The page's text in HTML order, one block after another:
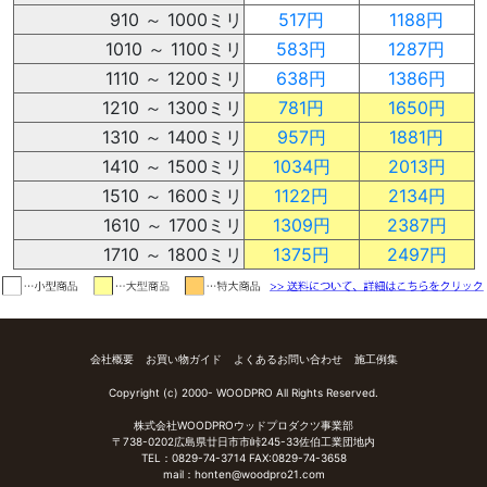
910 ～ 1000ミリ
517円
1188円
1010 ～ 1100ミリ
583円
1287円
1110 ～ 1200ミリ
638円
1386円
1210 ～ 1300ミリ
781円
1650円
1310 ～ 1400ミリ
957円
1881円
1410 ～ 1500ミリ
1034円
2013円
1510 ～ 1600ミリ
1122円
2134円
1610 ～ 1700ミリ
1309円
2387円
1710 ～ 1800ミリ
1375円 2497円
会社概要 お買い物ガイド よくあるお問い合わせ 施工例集
Copyright (c) 2000- WOODPRO All Rights Reserved.
株式会社WOODPROウッドプロダクツ事業部
〒738-0202広島県廿日市市峠245-33佐伯工業団地内
TEL： 0829-74-3714FAX:0829-74-3658
mail： honten@woodpro21.com